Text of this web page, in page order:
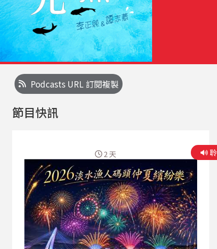
Podcasts URL 訂閱複製
節目快訊
2 天